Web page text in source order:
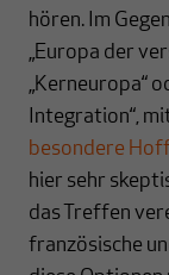
hören. Im
„Europa der
„Kerneuropa“
Integration“,
besondere
hier sehr
das Treffen
französische